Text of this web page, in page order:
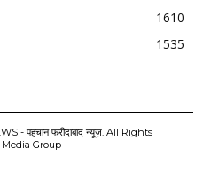
1610
1535
- पहचान फरीदाबाद न्यूज़. All Rights
Group